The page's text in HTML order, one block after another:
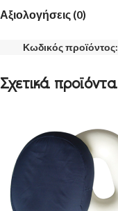
Αξιολογήσεις (0)
Κωδικός προϊόντος:
Σχετικά προϊόντα